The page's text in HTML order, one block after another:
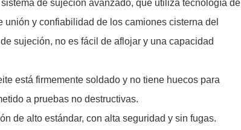
de sujeción avanzado, que utiliza tecnología de
y confiabilidad de los camiones cisterna del
sujeción, no es fácil de aflojar y una capacidad
está firmemente soldado y no tiene huecos para
a pruebas no destructivas.
de alto estándar, con alta seguridad y sin fugas.